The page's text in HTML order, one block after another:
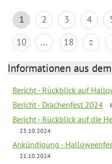
1 2 3 4
10
... 18
Informationen aus
Bericht - Rückblick auf
Bericht - Drachenfest 2024
Bericht - Rückblick auf die
23.10.2024
Ankündigung -
21.10.2024